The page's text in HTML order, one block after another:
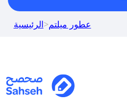
الرئيسية>عطور ميلتم